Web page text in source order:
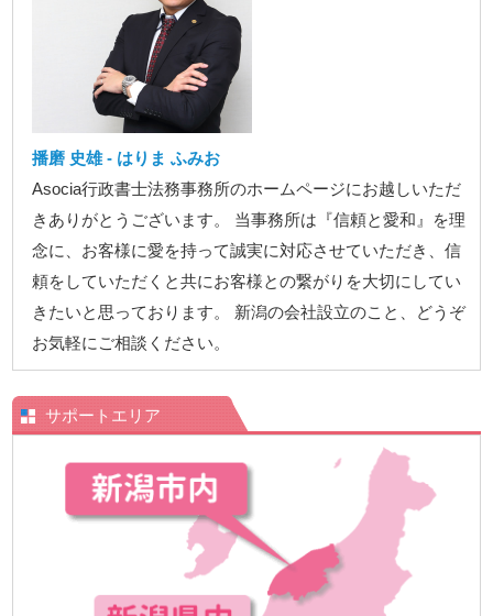
播磨 史雄 - はりま ふみお
Asocia行政書士法務事務所のホームページにお越しいただ
きありがとうございます。 当事務所は『信頼と愛和』を理
念に、お客様に愛を持って誠実に対応させていただき、信
頼をしていただくと共にお客様との繋がりを大切にしてい
きたいと思っております。 新潟の会社設立のこと、どうぞ
お気軽にご相談ください。
サポートエリア